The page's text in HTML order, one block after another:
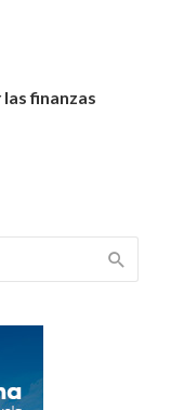
finanzas